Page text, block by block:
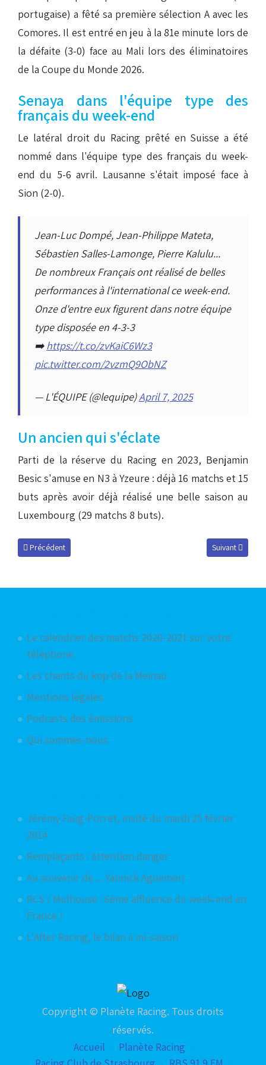
portugaise) a fêté sa première sélection A avec les
Comores. Il est entré en jeu à la 81e minute lors de
la défaite (3-0) face au Mali lors des éliminatoires
de la Coupe du Monde 2026.
Senaya dans l'équipe type des
français du week-end
Le latéral droit du Racing prêté en Suisse a été
nommé dans l'équipe type des français du week-
end du 5-6 avril. Lausanne s'était imposé face à
Sion (2-0).
Jean-Luc Dompé, Jean-Philippe Mateta,
Sébastien Salles-Lamonge, Pierre Kalulu...
De nombreux Français ont réalisé de belles
performances à l'international ce week-end.
Onze d'entre eux figurent dans notre équipe
type disposée en 4-3-3
➡️ https://t.co/zvKaiC6Wz3
pic.twitter.com/2vzmQ9ObNZ
— L'ÉQUIPE (@lequipe)April 7, 2025
Un ancien qui s'éclate
Parti de la réserve du Racing en 2023, Benjamin
Besic s'amuse en N3 à Yzeure : déjà 16 matchs et 15
buts après avoir déjà réalisé une belle saison au
Luxembourg (29 matchs 8 buts).
Article précédent : Mercato estival 2026-2027
Précédent Article suivant
Suivant
Le calendrier des matchs 2020-2021 sur votre
téléphone
Les chants du kop de la Meinau
Mentions légales
Podcasts des émissions
Qui sommes-nous
Jérémy Faug-Porret, invité du mardi 25 février
2014
Remplaçants : attention danger
Au souvenir de ... Yannick Aguemon
RCS / Mulhouse : 6ème affluence du week-end en
France !
L'After Racing, le bilan à mi-saison
Copyright © Planète Racing. Tous droits
réservés.
Accueil
Planète Racing